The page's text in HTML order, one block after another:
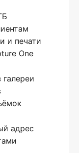
и печати
One
адрес